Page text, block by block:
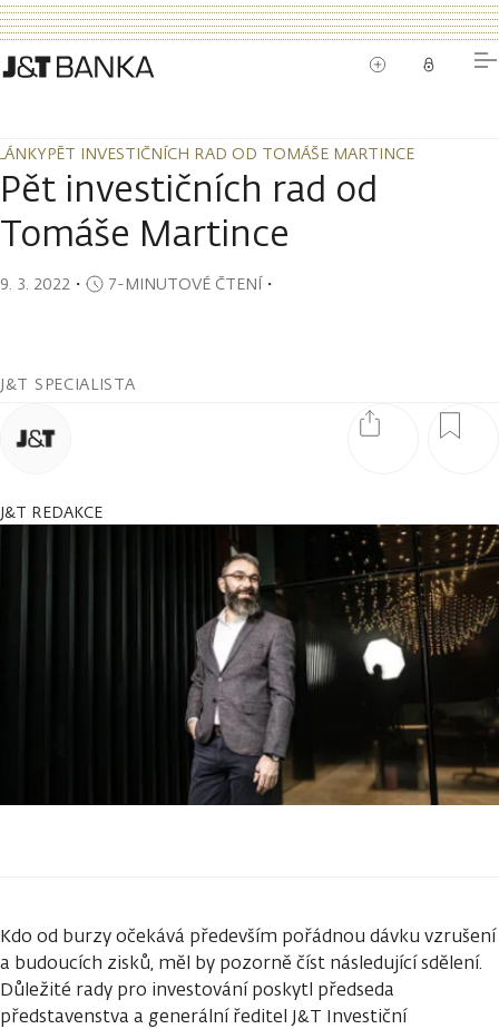
PĚT INVESTIČNÍCH RAD OD TOMÁŠE MARTINCE
PĚT INVESTIČNÍCH RAD OD TOMÁŠE MARTINCE
Pět investičních rad od
Tomáše Martince
9. 3. 2022 ・ 7-MINUTOVÉ ČTENÍ・
J&T SPECIALISTA
J&T REDAKCE
Kdo od burzy očekává především pořádnou dávku vzrušení
a budoucích zisků, měl by pozorně číst následující sdělení.
Důležité rady pro investování poskytl předseda
představenstva a generální ředitel J&T Investiční